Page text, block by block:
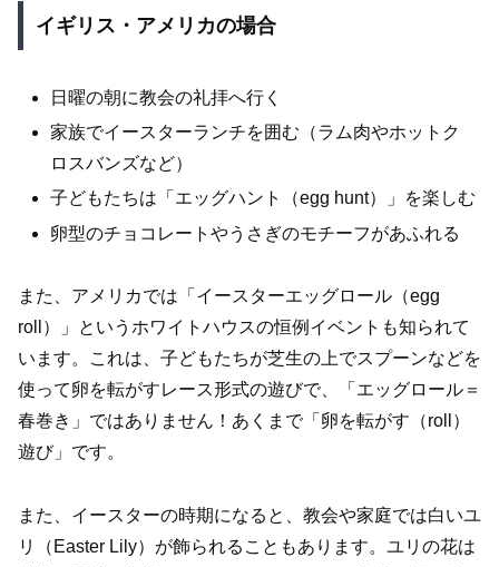
イギリス・アメリカの場合
日曜の朝に教会の礼拝へ行く
家族でイースターランチを囲む（ラム肉やホットク
ロスバンズなど）
子どもたちは「エッグハント（egg hunt）」を楽しむ
卵型のチョコレートやうさぎのモチーフがあふれる
また、アメリカでは「イースターエッグロール（egg
roll）」というホワイトハウスの恒例イベントも知られて
います。これは、子どもたちが芝生の上でスプーンなどを
使って卵を転がすレース形式の遊びで、「エッグロール＝
春巻き」ではありません！あくまで「卵を転がす（roll）
遊び」です。
また、イースターの時期になると、教会や家庭では白いユ
リ（Easter Lily）が飾られることもあります。ユリの花は